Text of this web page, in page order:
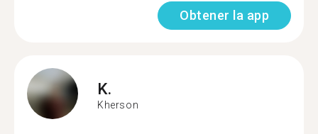
Obtener la app
K.
Kherson